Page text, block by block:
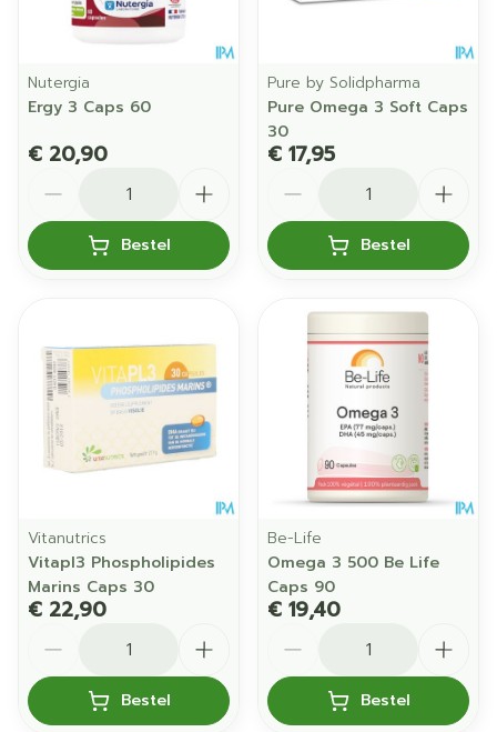
Nutergia
Ergy 3 Caps 60
€ 20,90
Bestel
Pure by Solidpharma
Pure Omega 3 Soft Caps
30
€ 17,95
Bestel
Vitanutrics
Vitapl3 Phospholipides
Marins Caps 30
€ 22,90
Bestel
Be-Life
Omega 3 500 Be Life
Caps 90
€ 19,40
Bestel